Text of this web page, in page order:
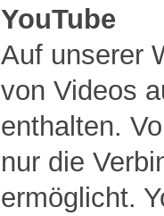
YouTube
Auf unserer
von Videos
enthalten.
nur die
ermöglicht.